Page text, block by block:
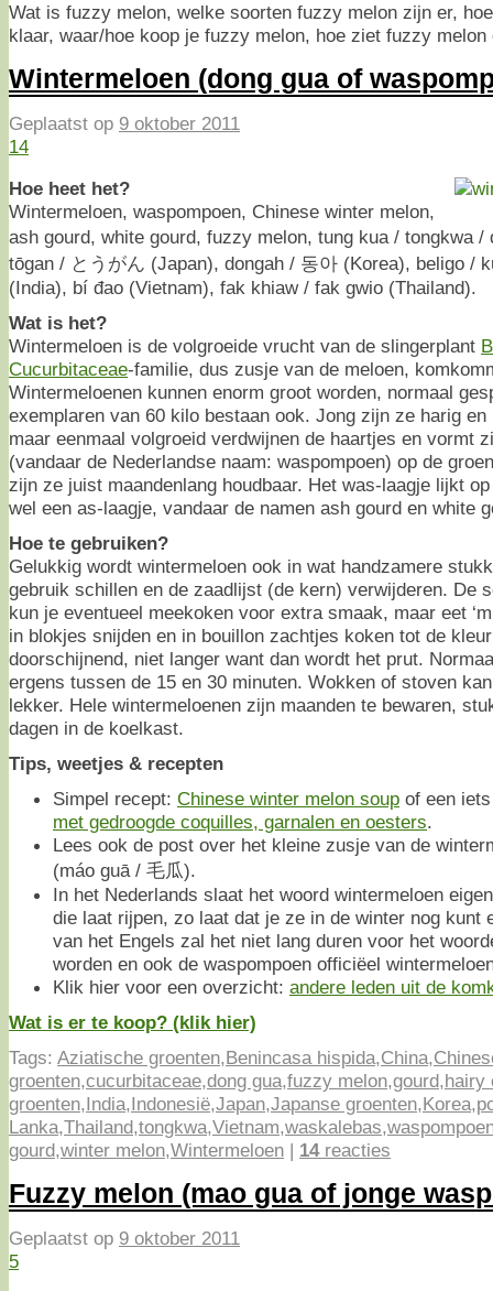
Wat is fuzzy melon, welke soorten fuzzy melon zijn er,
klaar, waar/hoe koop je fuzzy melon, hoe ziet fuzzy melon
Wintermeloen (dong gua of
Geplaatst op 9 oktober 2011
14
Hoe heet het?
Wintermeloen, waspompoen, Chinese winter melon,
ash gourd, white gourd, fuzzy melon, tung kua / tongkwa /
tōgan / とうがん (Japan), dongah / 동아 (Korea), beligo /
(India), bí đao (Vietnam), fak khiaw / fak gwio (Thailand).
Wat is het?
Wintermeloen is de volgroeide vrucht van de slingerplant
Cucurbitaceae-familie, dus zusje van de meloen,
Wintermeloenen kunnen enorm groot worden, normaal
exemplaren van 60 kilo bestaan ook. Jong zijn ze harig en
maar eenmaal volgroeid verdwijnen de haartjes en vormt
(vandaar de Nederlandse naam: waspompoen) op de
zijn ze juist maandenlang houdbaar. Het was-laagje lijkt
wel een as-laagje, vandaar de namen ash gourd en white
Hoe te gebruiken?
Gelukkig wordt wintermeloen ook in wat handzamere
gebruik schillen en de zaadlijst (de kern) verwijderen. De
kun je eventueel meekoken voor extra smaak, maar eet
in blokjes snijden en in bouillon zachtjes koken tot de
doorschijnend, niet langer want dan wordt het prut.
ergens tussen de 15 en 30 minuten. Wokken of stoven
lekker. Hele wintermeloenen zijn maanden te bewaren,
dagen in de koelkast.
Tips, weetjes & recepten
Simpel recept: Chinese winter melon soup of een
met gedroogde coquilles, garnalen en oesters.
Lees ook de post over het kleine zusje van de
(máo guā / 毛瓜).
In het Nederlands slaat het woord wintermeloen
die laat rijpen, zo laat dat je ze in de winter nog kunt
van het Engels zal het niet lang duren voor het
worden en ook de waspompoen officiëel
Klik hier voor een overzicht: andere leden uit de
Wat is er te koop? (klik hier)
Tags: Aziatische groenten,Benincasa hispida,China,
groenten,cucurbitaceae,dong gua,fuzzy melon,gourd,hairy
groenten,India,Indonesië,Japan,Japanse groenten,Korea,
Lanka,Thailand,tongkwa,Vietnam,waskalebas,
gourd,winter melon,Wintermeloen | 14reacties
Fuzzy melon (mao gua of jonge
Geplaatst op 9 oktober 2011
5